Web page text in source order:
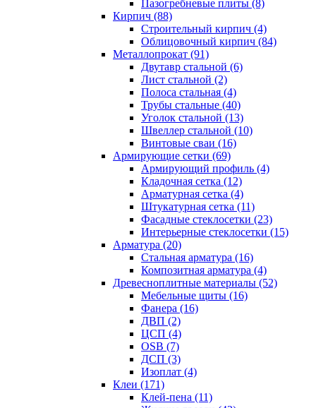
Пазогребневые плиты (8)
Кирпич (88)
Строительный кирпич (4)
Облицовочный кирпич (84)
Металлопрокат (91)
Двутавр стальной (6)
Лист стальной (2)
Полоса стальная (4)
Трубы стальные (40)
Уголок стальной (13)
Швеллер стальной (10)
Винтовые сваи (16)
Армирующие сетки (69)
Армирующий профиль (4)
Кладочная сетка (12)
Арматурная сетка (4)
Штукатурная сетка (11)
Фасадные стеклосетки (23)
Интерьерные стеклосетки (15)
Арматура (20)
Стальная арматура (16)
Композитная арматура (4)
Древесноплитные материалы (52)
Мебельные щиты (16)
Фанера (16)
ДВП (2)
ЦСП (4)
OSB (7)
ДСП (3)
Изоплат (4)
Клеи (171)
Клей-пена (11)